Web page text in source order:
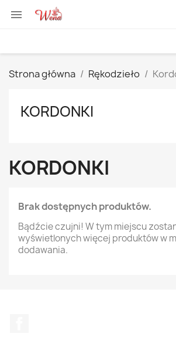

Strona główna Rękodzieło
KORDONKI
KORDONKI
Brak dostępnych produktów.
Bądźcie czujni! W tym miejscu
wyświetlonych więcej produktów w
dodawania.